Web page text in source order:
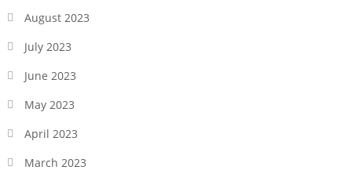
August 2023
July 2023
June 2023
May 2023
April 2023
March 2023